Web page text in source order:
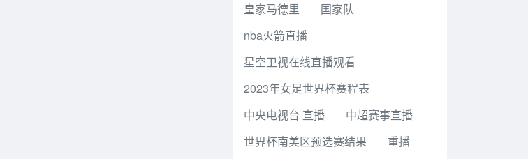
皇家马德里
国家队
nba火箭直播
星空卫视在线直播观看
2023年女足世界杯赛程表
中央电视台 直播
中超赛事直播
世界杯南美区预选赛结果
重播